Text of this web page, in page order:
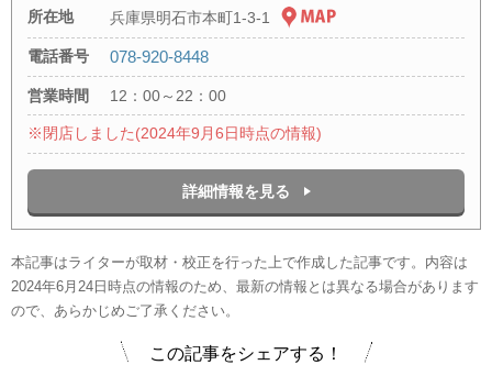
所在地 兵庫県明石市本町1-3-1
電話番号 078-920-8448
営業時間 12：00～22：00
※閉店しました(2024年9月6日時点の情報)
詳細情報を見る
本記事はライターが取材・校正を行った上で作成した記事です。内容は
2024年6月24日時点の情報のため、最新の情報とは異なる場合があります
ので、あらかじめご了承ください。
この記事をシェアする！